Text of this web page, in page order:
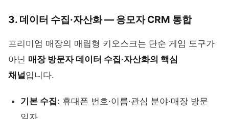
3. 데이터 수집·자산화 — 응모자 CRM 통합
프리미엄 매장의 매립형 키오스크는 단순 게임 도구가
아닌 매장 방문자 데이터 수집·자산화의 핵심
채널입니다.
기본 수집: 휴대폰 번호·이름·관심 분야·매장 방문